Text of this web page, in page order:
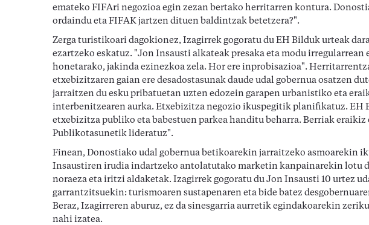
emateko FIFAri negozioa egin zezan bertako herritarren kontura.
ordaindu eta FIFAK jartzen dituen baldintzak betetzera?".
Zerga turistikoari dagokionez, Izagirrek gogoratu du EH Bilduk urteak
ezartzeko eskatuz. "Jon Insausti alkateak presaka eta modu irregularrean
honetarako, jakinda ezinezkoa zela. Hor ere inprobisazioa".
etxebizitzaren gaian ere desadostasunak daude udal gobernua osatzen
jarraitzen du esku pribatuetan uzten edozein garapen urbanistiko eta
interbenitzearen aurka. Etxebizitza negozio ikuspegitik planifikatuz. EH
etxebizitza publiko eta babestuen parkea handitu beharra. Berriak
Publikotasunetik lideratuz".
Finean, Donostiako udal gobernua betikoarekin jarraitzeko asmoarekin
Insaustiren irudia indartzeko antolatutako marketin kanpainarekin lotu
noraeza eta iritzi aldaketak. Izagirrek gogoratu du Jon Insausti 10 urtez
garrantzitsuekin: turismoaren sustapenaren eta bide batez
Beraz, Izagirreren aburuz, ez da sinesgarria aurretik egindakoarekin
nahi izatea.